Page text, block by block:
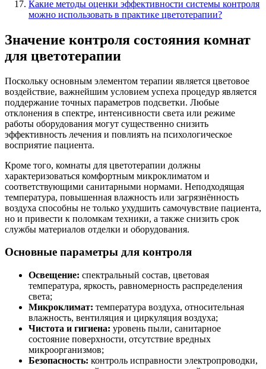
Какие методы оценки эффективности системы контроля
можно использовать в практике цветотерапии?
Значение контроля состояния комнат
для цветотерапии
Поскольку основным элементом терапии является цветовое
воздействие, важнейшим условием успеха процедур является
поддержание точных параметров подсветки. Любые
отклонения в спектре, интенсивности света или режиме
работы оборудования могут существенно снизить
эффективность лечения и повлиять на психологическое
восприятие пациента.
Кроме того, комнаты для цветотерапии должны
характеризоваться комфортным микроклиматом и
соответствующими санитарными нормами. Неподходящая
температура, повышенная влажность или загрязнённость
воздуха способны не только ухудшить самочувствие пациента,
но и привести к поломкам техники, а также снизить срок
службы материалов отделки и оборудования.
Основные параметры для контроля
Освещение: спектральный состав, цветовая
температура, яркость, равномерность распределения
света;
Микроклимат: температура воздуха, относительная
влажность, вентиляция и циркуляция воздуха;
Чистота и гигиена: уровень пыли, санитарное
состояние поверхности, отсутствие вредных
микроорганизмов;
Безопасность: контроль исправности электропроводки,